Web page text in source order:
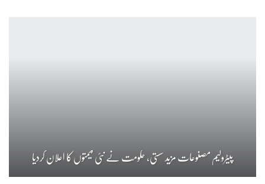
پیٹرولیم مصنوعات مزید سستی، حکومت نے نئی قیمتوں کا اعلان کردیا